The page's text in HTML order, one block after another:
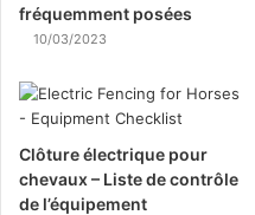
fréquemment posées
10/03/2023
Clôture électrique pour
chevaux – Liste de contrôle
de l’équipement